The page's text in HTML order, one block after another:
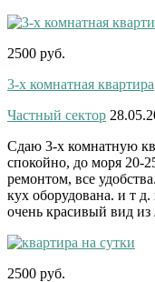
2500 руб.
3-х комнатная квартира
Частный сектор
Сдаю 3-х комнатную
спокойно, до моря 20-
ремонтом, все
кух оборудована. и т
очень красивый вид
2500 руб.